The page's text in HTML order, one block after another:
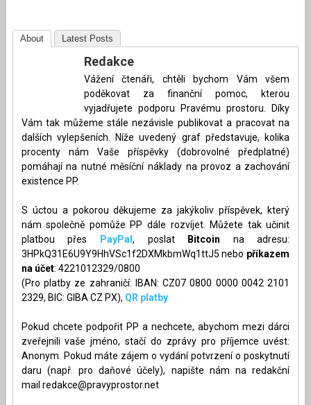
About Latest Posts
Redakce
Vážení čtenáři, chtěli bychom Vám všem
poděkovat za finanční pomoc, kterou
vyjadřujete podporu Pravému prostoru. Díky
Vám tak můžeme stále nezávisle publikovat a pracovat na
dalších vylepšeních. Níže uvedený graf představuje, kolika
procenty nám Vaše příspěvky (dobrovolné předplatné)
pomáhají na nutné měsíční náklady na provoz a zachování
existence PP.
S úctou a pokorou děkujeme za jakýkoliv příspěvek, který
nám společně pomůže PP dále rozvíjet. Můžete tak učinit
platbou přes
PayPal , poslat Bitcoin na adresu:
3HPkQ31E6U9Y9HhVSc1f2DXMkbmWq1ttJ5 nebo příkazem
na účet: 4221012329/0800
(Pro platby ze zahraničí: IBAN: CZ07 0800 0000 0042 2101
2329, BIC: GIBA CZ PX), QR platby
Pokud chcete podpořit PP a nechcete, abychom mezi dárci
zveřejnili vaše jméno, stačí do zprávy pro příjemce uvést:
Anonym. Pokud máte zájem o vydání potvrzení o poskytnutí
daru (např. pro daňové účely), napište nám na redakční
mail redakce@pravyprostor.net